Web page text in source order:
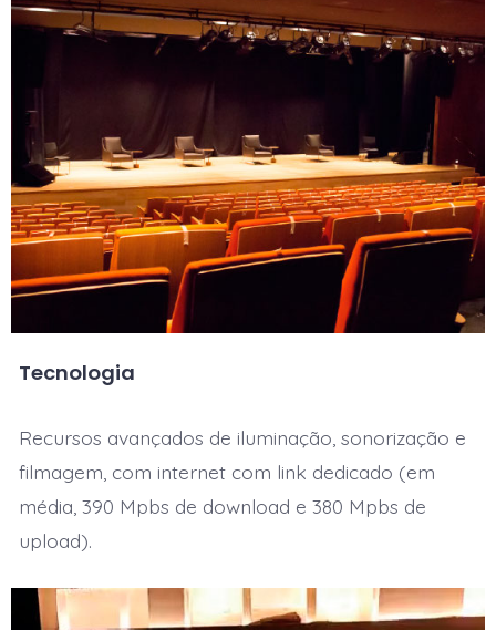
Tecnologia
Recursos avançados de iluminação, sonorização e
filmagem, com internet com link dedicado (em
média, 390 Mpbs de download e 380 Mpbs de
upload).